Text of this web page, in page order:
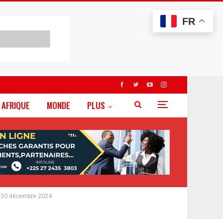
AFRIQUE MONDE PLUS
décembre 2024
FR